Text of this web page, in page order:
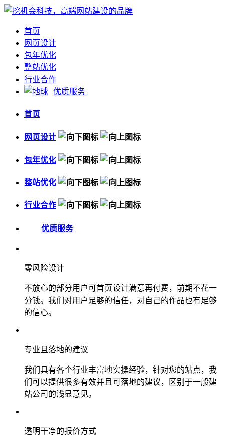
首页
网页设计
包年优化
整站优化
行业合作
优质服务
首页
网页设计
包年优化
整站优化
行业合作
优质服务
零风险设计
不放心的部分用户可首页设计满意再付费，前期不花一
分钱。我们对用户足够的信任，对自己的作品也有足够
的信心。
专业且落地的建议
我们具有各个行业丰富地实操经验，针对您的站点，我
们可以提供很多有效并且可落地的建议，区别于一般建
站公司的浅显意见。
透明干净的报价方式